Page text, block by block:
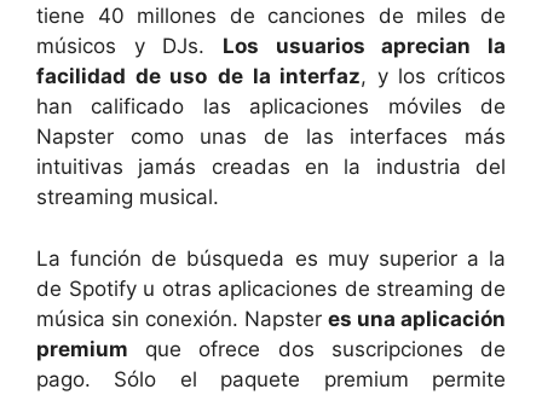
tiene 40 millones de canciones de miles de
músicos y DJs. Los usuarios aprecian la
facilidad de uso de la interfaz, y los críticos
han calificado las aplicaciones móviles de
Napster como unas de las interfaces más
intuitivas jamás creadas en la industria del
streaming musical.
La función de búsqueda es muy superior a la
de Spotify u otras aplicaciones de streaming de
música sin conexión. Napster es una aplicación
premium que ofrece dos suscripciones de
pago. Sólo el paquete premium permite